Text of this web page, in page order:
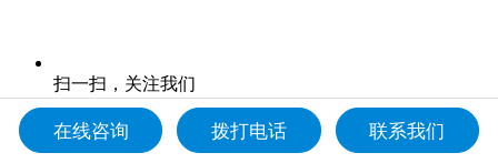
扫一扫，关注我们
产品中心
在线咨询 拨打电话 联系我们